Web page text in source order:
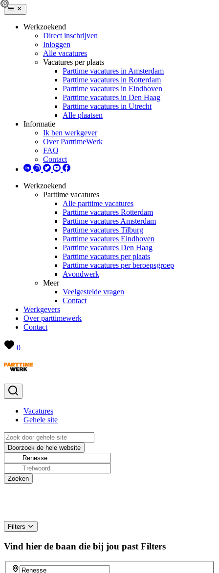
Werkzoekend
Direct inschrijven
Inloggen
Alle vacatures
Vacatures per plaats
Parttime vacatures in Amsterdam
Parttime vacatures in Rotterdam
Parttime vacatures in Eindhoven
Parttime vacatures in Den Haag
Parttime vacatures in Utrecht
Alle plaatsen
Informatie
Ik ben werkgever
Over ParttimeWerk
FAQ
Contact
Werkzoekend
Parttime vacatures
Alle parttime vacatures
Parttime vacatures Rotterdam
Parttime vacatures Amsterdam
Parttime vacatures Tilburg
Parttime vacatures Eindhoven
Parttime vacatures Den Haag
Parttime vacatures per plaats
Parttime vacatures per beroepsgroep
Avondwerk
Meer
Veelgestelde vragen
Contact
Werkgevers
Over parttimewerk
Contact
0
Vacatures
Gehele site
Filters
Vind hier de baan die bij jou past Filters